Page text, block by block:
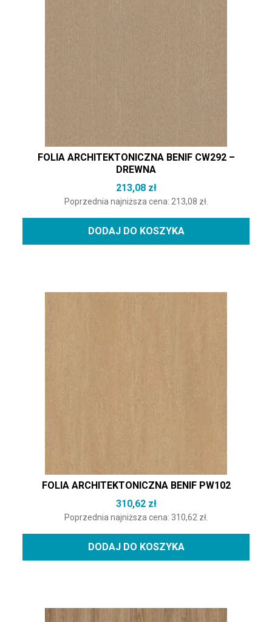
FOLIA ARCHITEKTONICZNA BENIF CW292 –
DREWNA
213,08 zł
Poprzednia najniższa cena: 213,08 zł.
DODAJ DO KOSZYKA
FOLIA ARCHITEKTONICZNA BENIF PW102
310,62 zł
Poprzednia najniższa cena: 310,62 zł.
DODAJ DO KOSZYKA